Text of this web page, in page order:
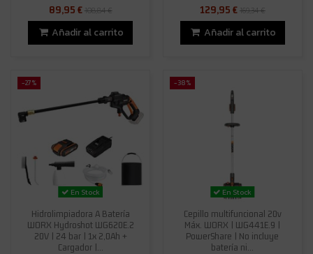
89,95 €108,84 €
Añadir al carrito
129,95 €169,34 €
Añadir al carrito
-27%
En Stock
Hidrolimpiadora A Batería
WORX Hydroshot WG620E.2
20V | 24 bar | 1x 2,0Ah +
Cargador |...
-38%
En Stock
Cepillo multifuncional 20v
Máx. WORX | WG441E.9 |
PowerShare | No incluye
batería ni...